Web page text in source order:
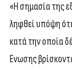
«Η σημασία της
ληφθεί υπόψη
κατά την οποία
Ενωσης